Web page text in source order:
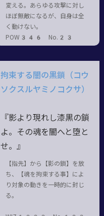
変える。あらゆる攻撃に対し
ほぼ無敵になるが、自身は全
く動けない。
POW346 No.23
拘束する闇の黒鎖（コウ
ソクスルヤミノコクサ）
『影より現れし漆黒の鎖
よ。その魂を闇へと堕と
せ。』
【指先】から【影の鎖】を放
ち、【魂を拘束する事】によ
り対象の動きを一時的に封じ
る。